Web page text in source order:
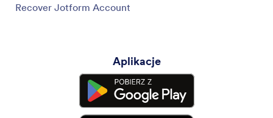
Recover Jotform Account
Aplikacje